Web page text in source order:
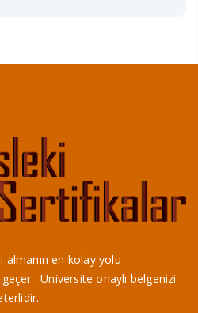
almanın en kolay yolu
. Üniversite onaylı belgenizi